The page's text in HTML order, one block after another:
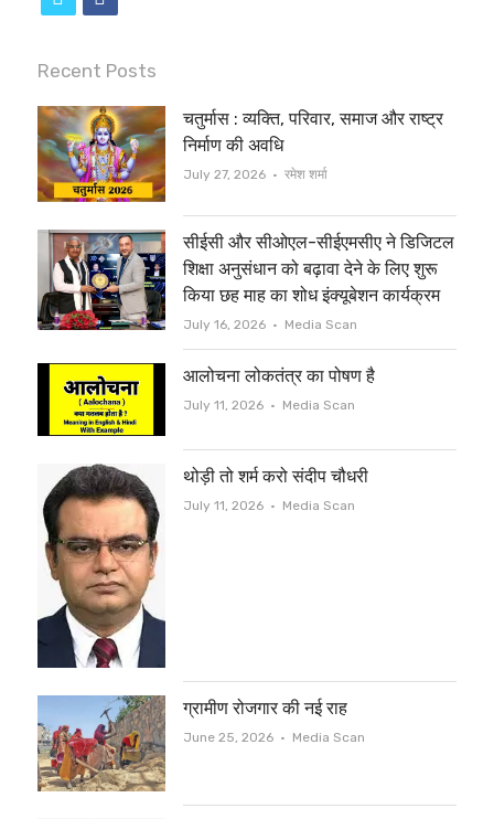
i
t
t
e
r
c
e
b
o
o
k
Recent Posts
चतुर्मास : व्यक्ति, परिवार, समाज और राष्ट्र
निर्माण की अवधि
July 27, 2026 Author
रमेश शर्मा
सीईसी और सीओएल-सीईएमसीए ने डिजिटल
शिक्षा अनुसंधान को बढ़ावा देने के लिए शुरू
किया छह माह का शोध इंक्यूबेशन कार्यक्रम
July 16, 2026 Author
Media Scan
आलोचना लोकतंत्र का पोषण है
July 11, 2026 Author
Media Scan
थोड़ी तो शर्म करो संदीप चौधरी
July 11, 2026 Author
Media Scan
ग्रामीण रोजगार की नई राह
June 25, 2026 Author
Media Scan